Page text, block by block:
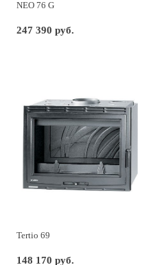
NEO 76 G
247 390 руб.
Tertio 69
148 170 руб.